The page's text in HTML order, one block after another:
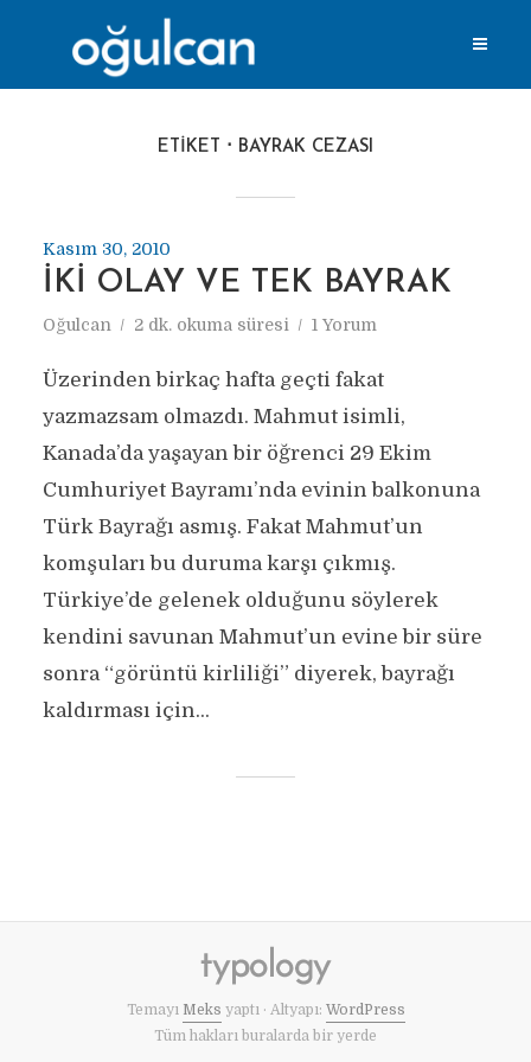
ETIKET BAYRAK CEZASI
Kasım 30, 2010
İKI OLAY VE TEK BAYRAK
Oğulcan 2 dk. okuma süresi 1 Yorum
Üzerinden birkaç hafta geçti fakat
yazmazsam olmazdı. Mahmut isimli,
Kanada’da yaşayan bir öğrenci 29 Ekim
Cumhuriyet Bayramı’nda evinin balkonuna
Türk Bayrağı asmış. Fakat Mahmut’un
komşuları bu duruma karşı çıkmış.
Türkiye’de gelenek olduğunu söylerek
kendini savunan Mahmut’un evine bir süre
sonra “görüntü kirliliği” diyerek, bayrağı
kaldırması için...
Temayı Meks yaptı · Altyapı: WordPress
Tüm hakları buralarda bir yerde